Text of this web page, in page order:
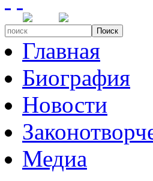
Поиск
Главная
Биография
Новости
Медиа